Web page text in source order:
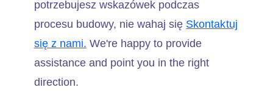
potrzebujesz wskazówek podczas
procesu budowy, nie wahaj się Skontaktuj
się z nami. We're happy to provide
assistance and point you in the right
direction.